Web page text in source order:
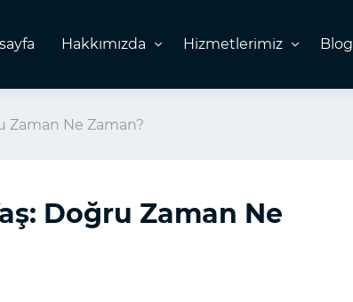
Hakkımızda Hizmetlerimiz Blog
Zaman Ne Zaman?
Doğru Zaman Ne